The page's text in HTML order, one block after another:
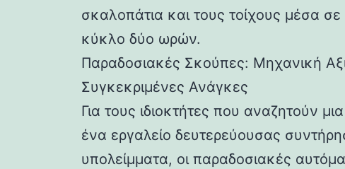
σκαλοπάτια και τους τοίχους μέσα
κύκλο δύο ωρών.
Παραδοσιακές Σκούπες: Μηχανική
Συγκεκριμένες Ανάγκες
Για τους ιδιοκτήτες που αναζητούν
ένα εργαλείο δευτερεύουσας
υπολείμματα, οι παραδοσιακές